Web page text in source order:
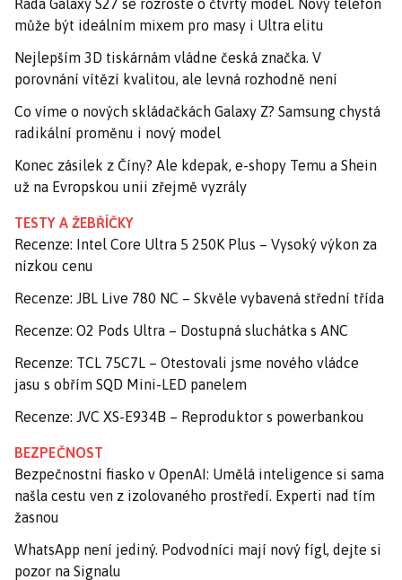
Řada Galaxy S27 se rozroste o čtvrtý model. Nový telefon
může být ideálním mixem pro masy i Ultra elitu
Nejlepším 3D tiskárnám vládne česká značka. V
porovnání vítězí kvalitou, ale levná rozhodně není
Co víme o nových skládačkách Galaxy Z? Samsung chystá
radikální proměnu i nový model
Konec zásilek z Číny? Ale kdepak, e-shopy Temu a Shein
už na Evropskou unii zřejmě vyzrály
TESTY A ŽEBŘÍČKY
Recenze: Intel Core Ultra 5 250K Plus – Vysoký výkon za
nízkou cenu
Recenze: JBL Live 780 NC – Skvěle vybavená střední třída
Recenze: O2 Pods Ultra – Dostupná sluchátka s ANC
Recenze: TCL 75C7L – Otestovali jsme nového vládce
jasu s obřím SQD Mini-LED panelem
Recenze: JVC XS-E934B – Reproduktor s powerbankou
BEZPEČNOST
Bezpečnostní fiasko v OpenAI: Umělá inteligence si sama
našla cestu ven z izolovaného prostředí. Experti nad tím
žasnou
WhatsApp není jediný. Podvodníci mají nový fígl, dejte si
pozor na Signalu